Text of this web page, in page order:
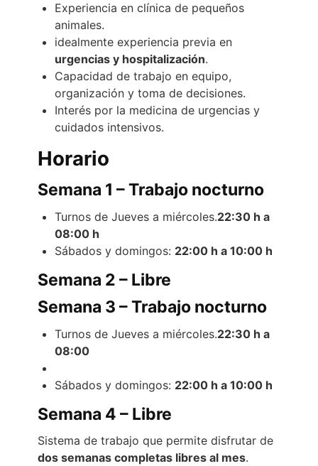
Experiencia en clínica de pequeños
animales.
idealmente experiencia previa en
urgencias y hospitalización.
Capacidad de trabajo en equipo,
organización y toma de decisiones.
Interés por la medicina de urgencias y
cuidados intensivos.
Horario
Semana 1 – Trabajo nocturno
Turnos de Jueves a miércoles.22:30 h a
08:00 h
Sábados y domingos: 22:00 h a 10:00 h
Semana 2 – Libre
Semana 3 – Trabajo nocturno
Turnos de Jueves a miércoles.22:30 h a
08:00
Sábados y domingos: 22:00 h a 10:00 h
Semana 4 – Libre
Sistema de trabajo que permite disfrutar de
dos semanas completas libres al mes.